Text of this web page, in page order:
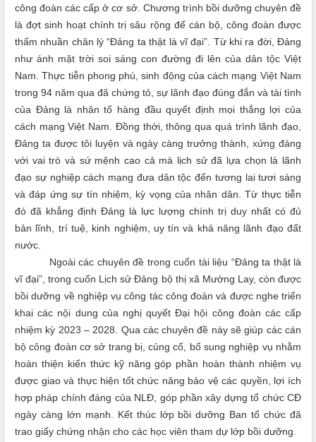
công đoàn các cấp ở cơ sở. Chương trình bồi dưỡng chuyên đề
là đợt sinh hoạt chính trị sâu rộng để cán bộ, công đoàn được
thấm nhuần chân lý “Đảng ta thật là vĩ đại”. Từ khi ra đời, Đảng
như ánh mặt trời soi sáng con đường đi lên của dân tộc Việt
Nam. Thực tiễn phong phú, sinh động của cách mạng Việt Nam
trong 94 năm qua đã chứng tỏ, sự lãnh đạo đúng đắn và tài tình
của Đảng là nhân tố hàng đầu quyết định mọi thắng lợi của
cách mạng Việt Nam. Đồng thời, thông qua quá trình lãnh đạo,
Đảng ta được tôi luyện và ngày càng trưởng thành, xứng đáng
với vai trò và sứ mệnh cao cả mà lịch sử đã lựa chọn là lãnh
đạo sự nghiệp cách mạng đưa dân tộc đến tương lai tươi sáng
và đáp ứng sự tín nhiệm, kỳ vọng của nhân dân. Từ thực tiễn
đó đã khẳng định Đảng là lực lượng chính trị duy nhất có đủ
bản lĩnh, trí tuệ, kinh nghiệm, uy tín và khả năng lãnh đạo đất
nước.
Ngoài các chuyên đề trong cuốn tài liệu “Đảng ta thật là
vĩ đại”, trong cuốn Lịch sử Đảng bộ thị xã Mường Lay, còn được
bồi dưỡng về nghiệp vụ công tác công đoàn và được nghe triển
khai các nội dung của nghị quyết Đại hội công đoàn các cấp
nhiệm kỳ 2023 – 2028. Qua các chuyên đề này sẽ giúp các cán
bộ công đoàn cơ sở trang bị, củng cố, bổ sung nghiệp vụ nhằm
hoàn thiện kiến thức kỹ năng góp phần hoàn thành nhiệm vụ
được giao và thực hiện tốt chức năng bảo vệ các quyền, lợi ích
hợp pháp chính đáng của NLĐ, góp phần xây dựng tổ chức CĐ
ngày càng lớn mạnh. Kết thúc lớp bồi dưỡng Ban tổ chức đã
trao giấy chứng nhận cho các học viên tham dự lớp bồi dưỡng.